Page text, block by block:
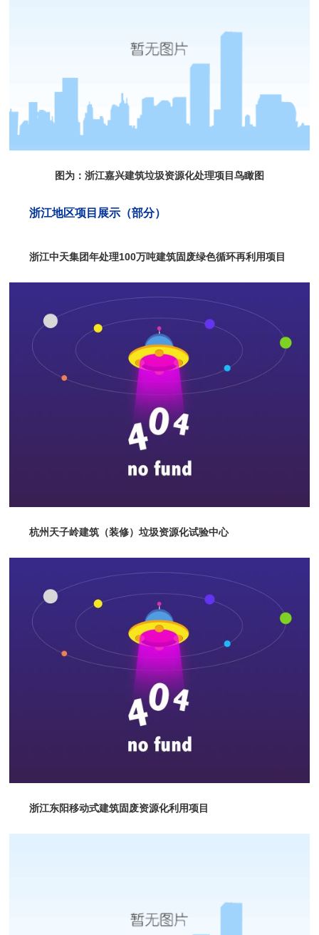
图为：浙江嘉兴建筑垃圾资源化处理项目鸟瞰图
浙江地区项目展示（部分）
浙江中天集团年处理100万吨建筑固废绿色循环再利用项目
杭州天子岭建筑（装修）垃圾资源化试验中心
浙江东阳移动式建筑固废资源化利用项目